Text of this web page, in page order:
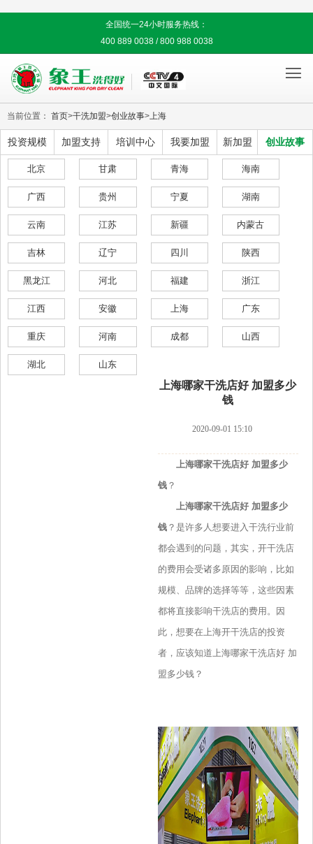
全国统一24小时服务热线：
400 889 0038 / 800 988 0038

当前位置： 首页>干洗加盟>创业故事>上海
投资规模 加盟支持 培训中心 我要加盟 新加盟 创业故事
北京 甘肃 青海 海南
广西 贵州 宁夏 湖南
云南 江苏 新疆 内蒙古
吉林 辽宁 四川 陕西
黑龙江 河北 福建 浙江
江西 安徽 上海 广东
重庆 河南 成都 山西
湖北 山东
上海哪家干洗店好 加盟多少
钱
2020-09-01 15:10
上海哪家干洗店好 加盟多少
钱？
上海哪家干洗店好 加盟多少
钱？是许多人想要进入干洗行业前
都会遇到的问题，其实，开干洗店
的费用会受诸多原因的影响，比如
规模、品牌的选择等等，这些因素
都将直接影响干洗店的费用。因
此，想要在上海开干洗店的投资
者，应该知道上海哪家干洗店好 加
盟多少钱？